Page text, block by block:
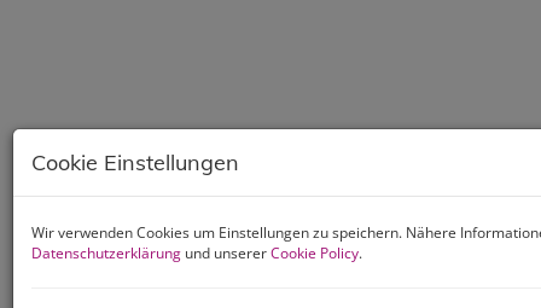
Cookie Einstellungen
Wir verwenden Cookies um Einstellungen zu speichern. Nähere
Datenschutzerklärung und unsererCookie Policy.